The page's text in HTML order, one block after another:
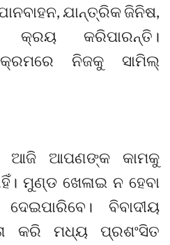
ଯାନ୍ତ୍ରିକ ଜିନିଷ,
କ୍ରୟ କରିପାରନ୍ତି।
ନିଜକୁ ସାମିଲ୍‌
ଆଜି ଆପଣଙ୍କ କାମକୁ
ମୁଣ୍ଡ ଖେଳାଇ ନ ହେବା
ବିବାଦୀୟ
କରି ମଧ୍ୟ ପ୍ରଶଂସିତ